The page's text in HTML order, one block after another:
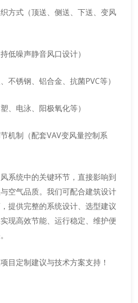
方式（顶送、侧送、下送、变风
低噪声静音风口设计）
不锈钢、铝合金、抗菌PVC等）
、电泳、阳极氧化等）
机制（配套VAV变风量控制系
系统中的关键环节，直接影响到
空气品质。我们可配合建筑设计
提供完整的系统设计、选型建议
现高效节能、运行稳定、维护便
目定制建议与技术方案支持！